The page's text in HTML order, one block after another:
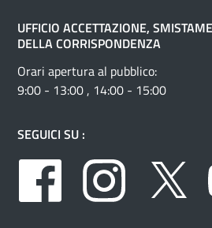
UFFICIO ACCETTAZIONE,
DELLA CORRISPONDENZA
Orari apertura al pubblico:
9:00 - 13:00 , 14:00 - 15:00
SEGUICI SU :
Facebook
Instagram